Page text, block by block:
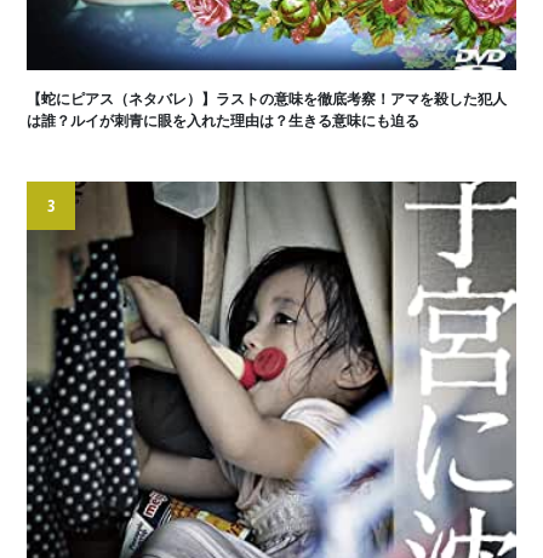
【蛇にピアス（ネタバレ）】ラストの意味を徹底考察！アマを殺した犯人
は誰？ルイが刺青に眼を入れた理由は？生きる意味にも迫る
3